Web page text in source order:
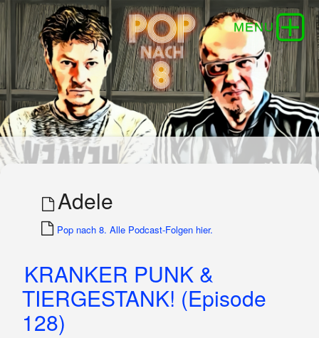
Adele
Pop nach 8. Alle Podcast-Folgen hier.
KRANKER PUNK &
TIERGESTANK! (Episode
128)